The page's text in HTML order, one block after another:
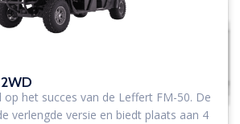
op het succes van de Leffert FM-50. De
verlengde versie en biedt plaats aan 4